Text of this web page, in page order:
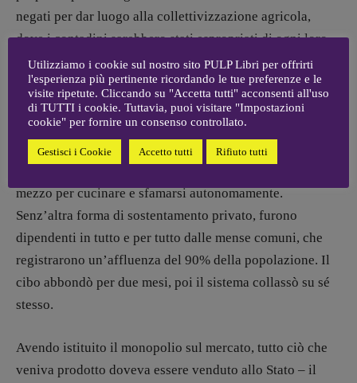
negati per dar luogo alla collettivizzazione agricola,
dove i contadini sarebbero stati espropriati di ogni loro
bene.
Se per estirpare la carestia che nacque da questo sistema
disumano ci vollero degli anni – a seguito di risposte
politiche e umane inefficaci – l’implementazione fu
mezzo per cucinare e sfamarsi autonomamente.
Senz’altra forma di sostentamento privato, furono
dipendenti in tutto e per tutto dalle mense comuni, che
registrarono un’affluenza del 90% della popolazione. Il
cibo abbondò per due mesi, poi il sistema collassò su sé
stesso.
Avendo istituito il monopolio sul mercato, tutto ciò che
veniva prodotto doveva essere venduto allo Stato – il
Utilizziamo i cookie sul nostro sito PULP Libri per offrirti
l'esperienza più pertinente ricordando le tue preferenze e le
visite ripetute. Cliccando su "Accetta tutti" acconsenti all'uso
di TUTTI i cookie. Tuttavia, puoi visitare "Impostazioni
cookie" per fornire un consenso controllato.
Gestisci i Cookie Accetto tutti Rifiuto tutti